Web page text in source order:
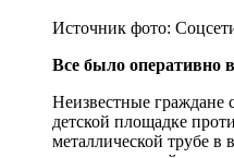
Источник фото:
Все было оперативно
Неизвестные граждане
детской площадке
металлической трубе